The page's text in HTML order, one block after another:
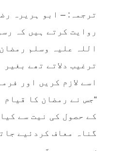
ترجمہ: – ابو ہریرہ
روایت کرتے ہیں کہ
اللہ علیہ وسلم
ترغیب دلاتے تھے بغیر
اسے لازم کریں اور
“جس نے رمضان کا قیام
کے حصول کی نیت سے
گناہ معاف کردئیے